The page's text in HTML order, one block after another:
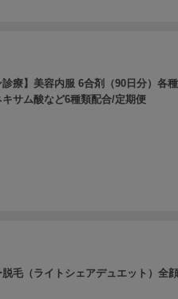
診療】美容内服 6合剤（90日分）各
キサム酸など6種類配合/定期便
脱毛（ライトシェアデュエット）全